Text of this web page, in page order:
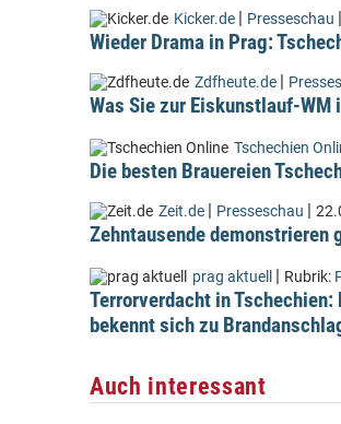
Kicker.de | Presseschau |
Wieder Drama in Prag:
Zdfheute.de |
Was Sie zur Eiskunstlauf-WM
Tschechien
Die besten Brauereien
Zeit.de | Presseschau |
Zehntausende demonstrieren
prag aktuell | Rubrik:
Terrorverdacht in
bekennt sich zu
Auch interessant